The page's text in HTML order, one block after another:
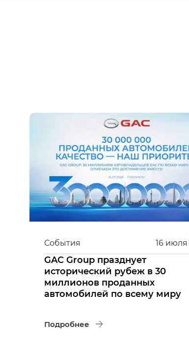
16 июля
События
GAC Group празднует
исторический рубеж в 30
миллионов проданных
автомобилей по всему миру
Подробнее